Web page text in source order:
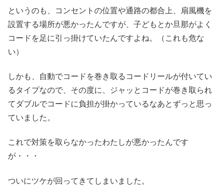
というのも、コンセントの位置や通路の都合上、扇風機を
設置する場所が悪かったんですが、子どもとか旦那がよく
コードを足に引っ掛けていたんですよね。（これも危な
い）
しかも、自動でコードを巻き取るコードリールが付いてい
るタイプなので、その度に、ジャッとコードが巻き取られ
てダブルでコードに負担が掛かっているなあとずっと思っ
ていました。
これで対策を取らなかったわたしが悪かったんです
が・・・
ついにツケが回ってきてしまいました。